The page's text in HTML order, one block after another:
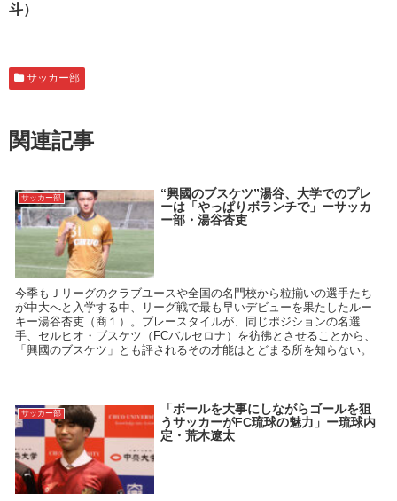
斗）
サッカー部
関連記事
サッカー部
“興國のブスケツ”湯谷、大学でのプレ
ーは「やっぱりボランチで」ーサッカ
ー部・湯谷杏吏
今季もＪリーグのクラブユースや全国の名門校から粒揃いの選手たち
が中大へと入学する中、リーグ戦で最も早いデビューを果たしたルー
キー湯谷杏吏（商１）。プレースタイルが、同じポジションの名選
手、セルヒオ・ブスケツ（FCバルセロナ）を彷彿とさせることから、
「興國のブスケツ」とも評されるその才能はとどまる所を知らない。
サッカー部
「ボールを大事にしながらゴールを狙
うサッカーがFC琉球の魅力」ー琉球内
定・荒木遼太